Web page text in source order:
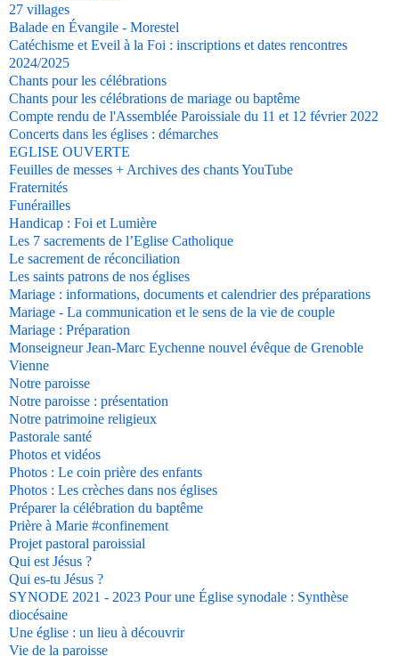
27 villages
Balade en Évangile - Morestel
Catéchisme et Eveil à la Foi : inscriptions et dates rencontres
2024/2025
Chants pour les célébrations
Chants pour les célébrations de mariage ou baptême
Compte rendu de l'Assemblée Paroissiale du 11 et 12 février 2022
Concerts dans les églises : démarches
EGLISE OUVERTE
Feuilles de messes + Archives des chants YouTube
Fraternités
Funérailles
Handicap : Foi et Lumière
Les 7 sacrements de l’Eglise Catholique
Le sacrement de réconciliation
Les saints patrons de nos églises
Mariage : informations, documents et calendrier des préparations
Mariage - La communication et le sens de la vie de couple
Mariage : Préparation
Monseigneur Jean-Marc Eychenne nouvel évêque de Grenoble
Vienne
Notre paroisse
Notre paroisse : présentation
Notre patrimoine religieux
Pastorale santé
Photos et vidéos
Photos : Le coin prière des enfants
Photos : Les crèches dans nos églises
Préparer la célébration du baptême
Prière à Marie #confinement
Projet pastoral paroissial
Qui est Jésus ?
Qui es-tu Jésus ?
SYNODE 2021 - 2023 Pour une Église synodale : Synthèse
diocésaine
Une église : un lieu à découvrir
Vie de la paroisse